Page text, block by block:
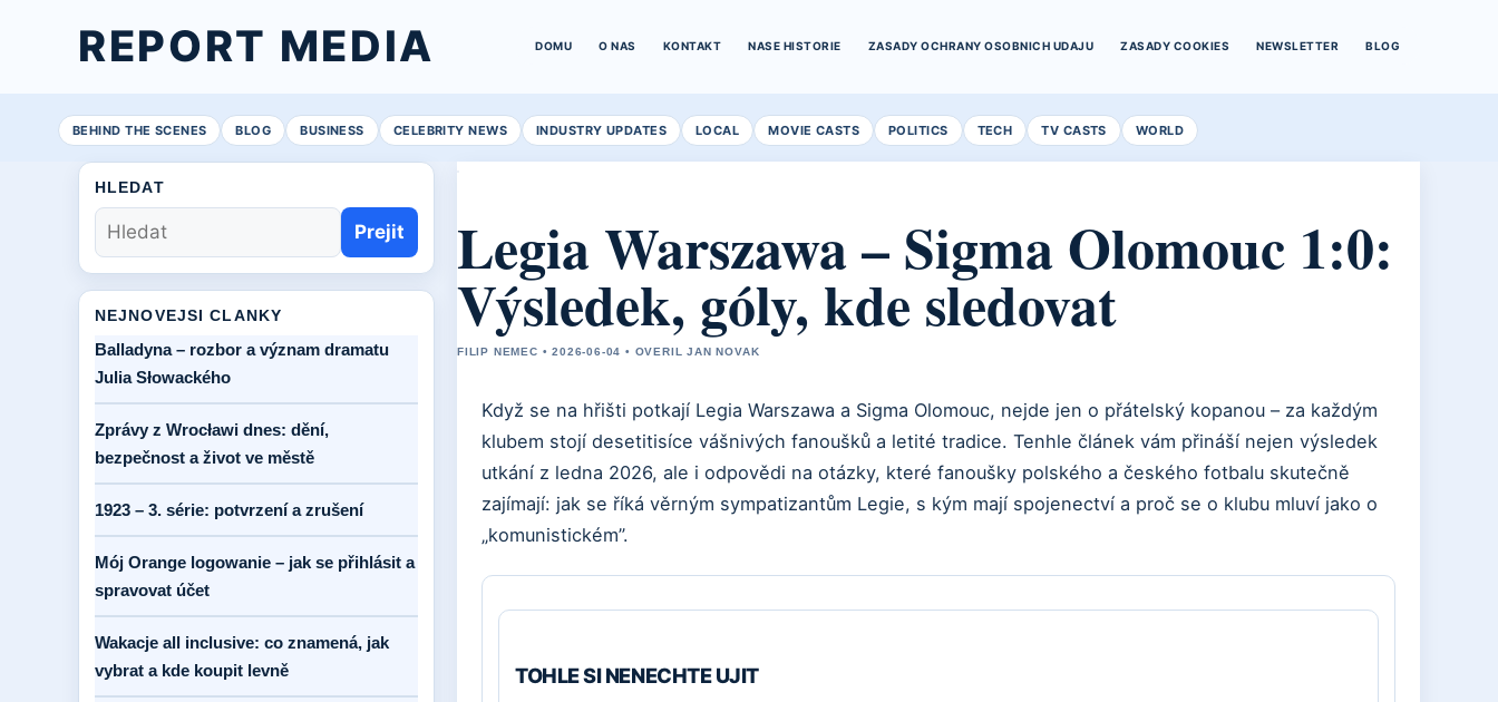
REPORT MEDIA DOMU O NAS KONTAKT NASE HISTORIE ZASADY OCHRANY OSOBNICH UDAJU ZASADY COOKIES NEWSLETTER BLOG
BEHIND THE SCENES BLOG BUSINESS CELEBRITY NEWS INDUSTRY UPDATES LOCAL MOVIE CASTS POLITICS TECH TV CASTS WORLD
Legia Warszawa – Sigma Olomouc 1:0:
Výsledek, góly, kde sledovat
FILIP NEMEC • 2026-06-04 • OVERIL JAN NOVAK
Když se na hřišti potkají Legia Warszawa a Sigma Olomouc, nejde jen o přátelský kopanou – za každým
klubem stojí desetitisíce vášnivých fanoušků a letité tradice. Tenhle článek vám přináší nejen výsledek
utkání z ledna 2026, ale i odpovědi na otázky, které fanoušky polského a českého fotbalu skutečně
zajímají: jak se říká věrným sympatizantům Legie, s kým mají spojenectví a proč se o klubu mluví jako o
„komunistickém”.
TOHLE SI NENECHTE UJIT
HLEDAT
Prejit
NEJNOVEJSI CLANKY
Balladyna – rozbor a význam dramatu
Julia Słowackého
Zprávy z Wrocławi dnes: dění,
bezpečnost a život ve městě
1923 – 3. série: potvrzení a zrušení
Mój Orange logowanie – jak se přihlásit a
spravovat účet
Wakacje all inclusive: co znamená, jak
vybrat a kde koupit levně